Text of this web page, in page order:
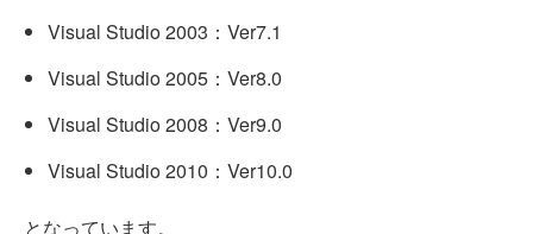
Visual Studio 2003：Ver7.1
Visual Studio 2005：Ver8.0
Visual Studio 2008：Ver9.0
Visual Studio 2010：Ver10.0
となっています。